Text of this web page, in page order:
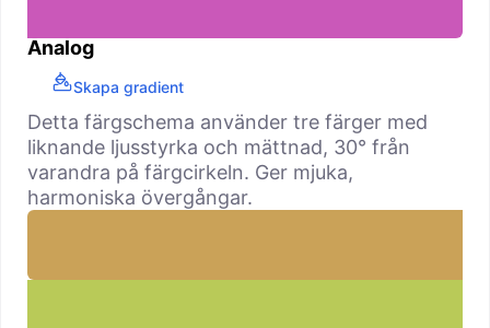
Analog
Skapa gradient
Detta färgschema använder tre färger med
liknande ljusstyrka och mättnad, 30° från
varandra på färgcirkeln. Ger mjuka,
harmoniska övergångar.